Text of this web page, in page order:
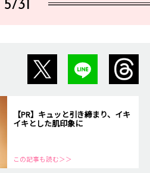
5/31
【PR】キュッと引き締まり、イキ
イキとした肌印象に
この記事も読む＞＞